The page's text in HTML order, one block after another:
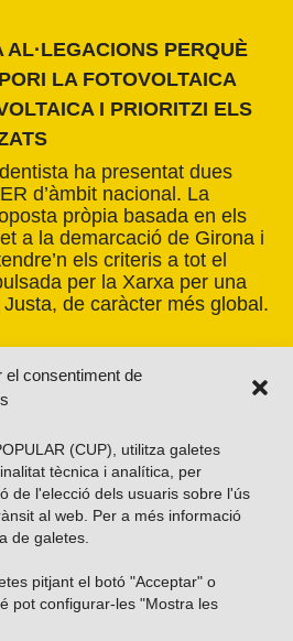
el consentiment de
(CUP), utilitza galetes
tècnica i analítica, per
de l'elecció dels usuaris sobre l'ús
al web. Per a més informació
de galetes
pitjant el botó "Acceptar" o
pot configurar-les "Mostra les
AL·LEGACIONS PERQUÈ
LA FOTOVOLTAICA
I PRIORITZI ELS
ha presentat dues
d’àmbit nacional. La
pròpia basada en els
a la demarcació de Girona i
els criteris a tot el
per la Xarxa per una
de caràcter més global.
al nostre butlletí?